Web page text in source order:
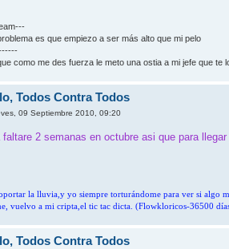
es que empiezo a ser más alto que mi pelo
como me des fuerza le meto una ostia a mi jefe que te
Todos Contra Todos
09 Septiembre 2010, 09:20
2 semanas en octubre asi que para
la lluvia,y yo siempre torturándome para ver si algo
vuelvo a mi cripta,el tic tac dicta. (Flowkloricos-36500
Todos Contra Todos